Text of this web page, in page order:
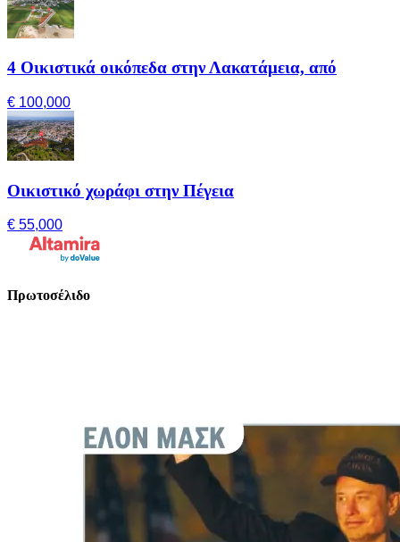
4 Οικιστικά οικόπεδα στην Λακατάμεια, από
€ 100,000
Οικιστικό χωράφι στην Πέγεια
€ 55,000
Πρωτοσέλιδο